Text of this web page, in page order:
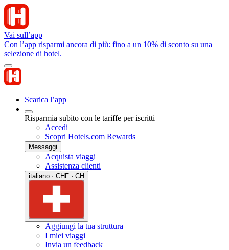
Vai sull’app
Con l’app risparmi ancora di più: fino a un 10% di sconto su una
selezione di hotel.
Scarica l’app
Risparmia subito con le tariffe per iscritti
Accedi
Scopri Hotels.com Rewards
Messaggi
Acquista viaggi
Assistenza clienti
italiano · CHF · CH
Aggiungi la tua struttura
I miei viaggi
Invia un feedback